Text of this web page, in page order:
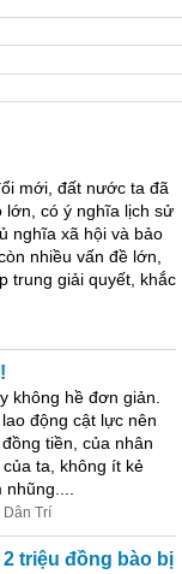
mới, đất nước ta đã
có ý nghĩa lịch sử
nghĩa xã hội và bảo
nhiều vấn đề lớn,
trung giải quyết, khắc
không hề đơn giản.
động cật lực nên
tiền, của nhân
của ta, không ít kẻ
Dân Trí
triệu đồng bào bị